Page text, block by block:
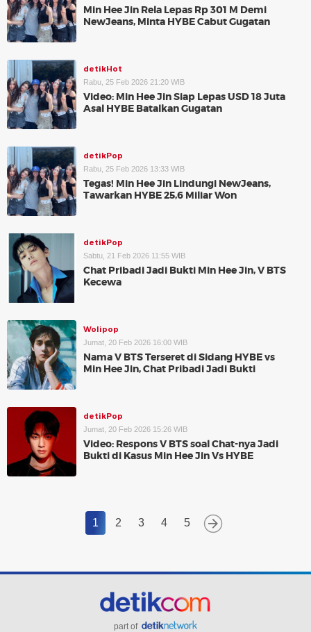
Min Hee Jin Rela Lepas Rp 301 M Demi
NewJeans, Minta HYBE Cabut Gugatan
detikHot
Rabu, 25 Feb 2026 21:20 WIB
Video: Min Hee Jin Siap Lepas USD 18 Juta
Asal HYBE Batalkan Gugatan
detikPop
Rabu, 25 Feb 2026 13:33 WIB
Tegas! Min Hee Jin Lindungi NewJeans,
Tawarkan HYBE 25,6 Miliar Won
detikPop
Sabtu, 21 Feb 2026 11:55 WIB
Chat Pribadi Jadi Bukti Min Hee Jin, V BTS
Kecewa
Wolipop
Jumat, 20 Feb 2026 16:00 WIB
Nama V BTS Terseret di Sidang HYBE vs
Min Hee Jin, Chat Pribadi Jadi Bukti
detikPop
Jumat, 20 Feb 2026 15:26 WIB
Video: Respons V BTS soal Chat-nya Jadi
Bukti di Kasus Min Hee Jin Vs HYBE
1 2 3 4 5
part of